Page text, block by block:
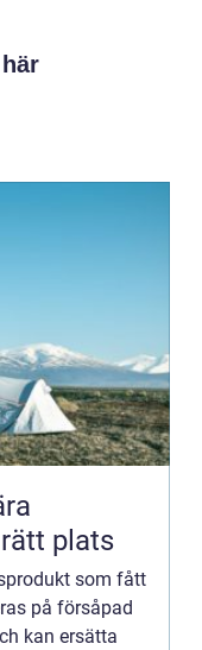
plats
som fått
på försåpad
kan ersätta